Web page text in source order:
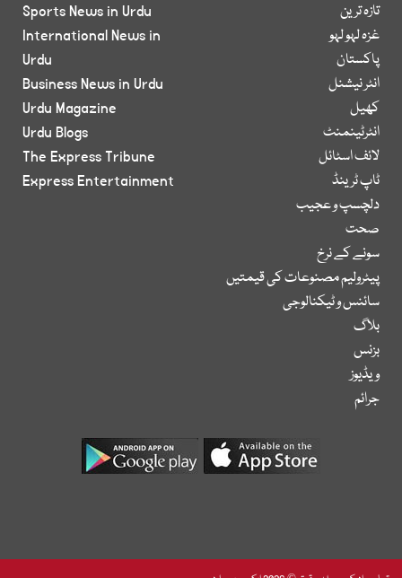
تازہ ترین
غزہ لہو لہو
پاکستان
انٹر نیشنل
کھیل
انٹرٹینمنٹ
لائف اسٹائل
ٹاپ ٹرینڈ
دلچسپ و عجیب
صحت
سونے کے نرخ
پیٹرولیم مصنوعات کی قیمتیں
سائنس و ٹیکنالوجی
بلاگ
بزنس
ویڈیوز
جرائم
Sports News in Urdu
International News in
Urdu
Business News in Urdu
Urdu Magazine
Urdu Blogs
The Express Tribune
Express Entertainment